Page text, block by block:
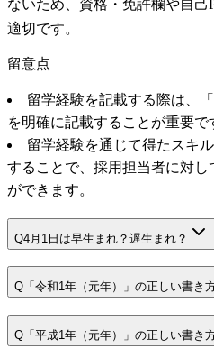
ないため、資格・免許欄や自
適切です。
留意点
留学経験を記載する際は、
を明確に記載することが重要で
留学経験を通じて得たスキ
することで、採用担当者に対
ができます。
Q4月1日は早生まれ？遅生まれ？
Q 「令和1年（元年）」の正しい書き
Q 「平成1年（元年）」の正しい書き